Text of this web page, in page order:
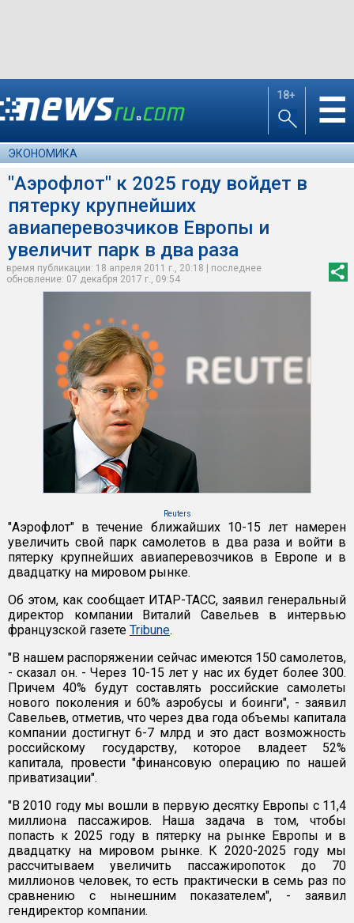
18+ ☰
ЭКОНОМИКА
"Аэрофлот" к 2025 году войдет в
пятерку крупнейших
авиаперевозчиков Европы и
увеличит парк в два раза
время публикации: 18 апреля 2011 г., 20:18 | последнее
обновление: 07 декабря 2017 г., 09:54
Reuters
"Аэрофлот" в течение ближайших 10-15 лет намерен
увеличить свой парк самолетов в два раза и войти в
пятерку крупнейших авиаперевозчиков в Европе и в
двадцатку на мировом рынке.
Об этом, как сообщает ИТАР-ТАСС, заявил генеральный
директор компании Виталий Савельев в интервью
французской газете Tribune.
"В нашем распоряжении сейчас имеются 150 самолетов,
- сказал он. - Через 10-15 лет у нас их будет более 300.
Причем 40% будут составлять российские самолеты
нового поколения и 60% аэробусы и боинги", - заявил
Савельев, отметив, что через два года объемы капитала
компании достигнут 6-7 млрд и это даст возможность
российскому государству, которое владеет 52%
капитала, провести "финансовую операцию по нашей
приватизации".
"В 2010 году мы вошли в первую десятку Европы с 11,4
миллиона пассажиров. Наша задача в том, чтобы
попасть к 2025 году в пятерку на рынке Европы и в
двадцатку на мировом рынке. К 2020-2025 году мы
рассчитываем увеличить пассажиропоток до 70
миллионов человек, то есть практически в семь раз по
сравнению с нынешним показателем", - заявил
гендиректор компании.